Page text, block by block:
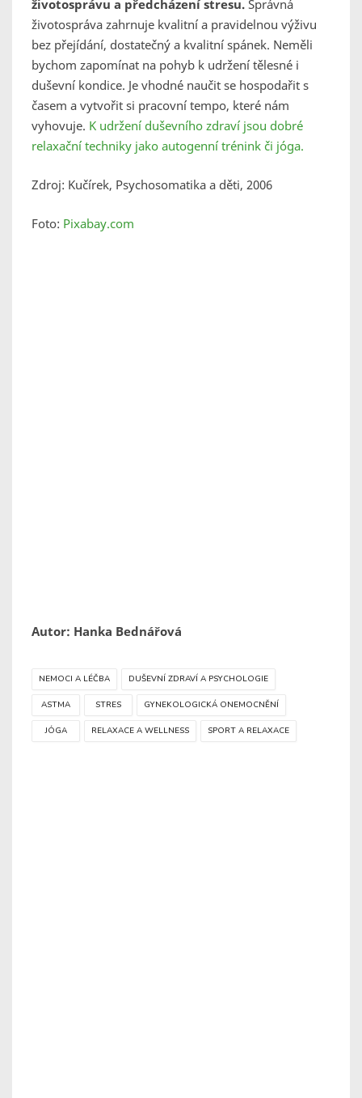
životosprávu a předcházení stresu. Správná
životospráva zahrnuje kvalitní a pravidelnou výživu
bez přejídání, dostatečný a kvalitní spánek. Neměli
bychom zapomínat na pohyb k udržení tělesné i
duševní kondice. Je vhodné naučit se hospodařit s
časem a vytvořit si pracovní tempo, které nám
vyhovuje. K udržení duševního zdraví jsou dobré
relaxační techniky jako autogenní trénink či jóga.
Zdroj: Kučírek, Psychosomatika a děti, 2006
Foto: Pixabay.com
Autor: Hanka Bednářová
NEMOCI A LÉČBA DUŠEVNÍ ZDRAVÍ A PSYCHOLOGIE
ASTMA STRES GYNEKOLOGICKÁ ONEMOCNĚNÍ
JÓGA RELAXACE A WELLNESS SPORT A RELAXACE